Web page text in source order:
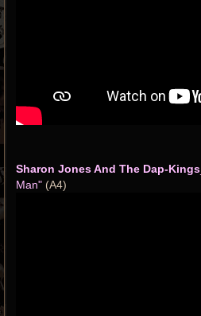
Sharon Jones And The Dap-Kings
Man" (A4)